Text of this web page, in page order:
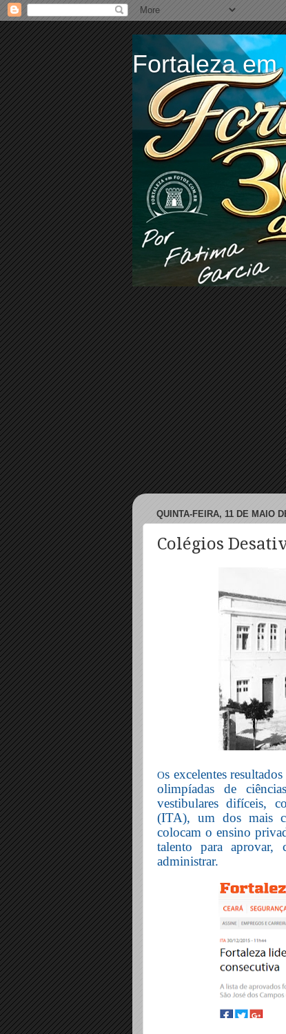
Fortaleza
QUINTA-FEIRA, 11 DE MAIO
Colégios
Os excelentes
olimpíadas de
vestibulares difíceis,
(ITA), um dos mais
colocam o ensino
talento para
administrar.